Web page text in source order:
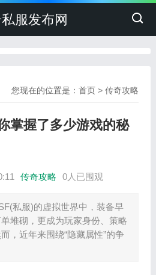
服发布网
您现在的位置是：首页 >传奇攻略
掌握了多少游戏的秘
传奇攻略 0人已围观
私服)的虚拟世界中，装备早
堆砌，更成为玩家身份、策略
，近年来围绕“隐藏属性”的争